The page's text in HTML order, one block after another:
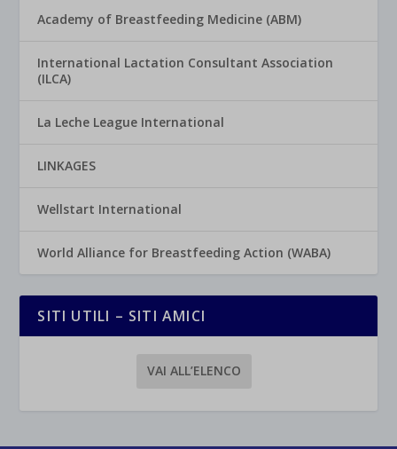
Academy of Breastfeeding Medicine (ABM)
International Lactation Consultant Association
(ILCA)
La Leche League International
LINKAGES
Wellstart International
World Alliance for Breastfeeding Action (WABA)
SITI UTILI – SITI AMICI
VAI ALL’ELENCO